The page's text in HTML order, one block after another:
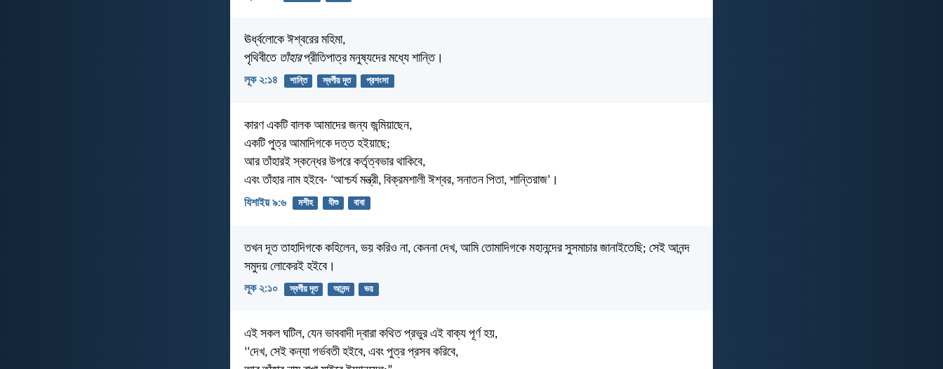
ঊর্ধ্বলোকে ঈশ্বরের মহিমা,
পৃথিবীতে তাঁহারপ্রীতিপাত্র মনুষ্যদের মধ্যে শান্তি।
লূক ২:১৪ শান্তি স্বর্গীয় দূত প্রশংসা
কারণ একটি বালক আমাদের জন্য জন্মিয়াছেন,
একটি পুত্র আমাদিগকে দত্ত হইয়াছে;
আর তাঁহারই স্কন্ধের উপরে কর্তৃত্বভার থাকিবে,
এবং তাঁহার নাম হইবে- ‘আশ্চর্য মন্ত্রী, বিক্রমশালী ঈশ্বর, সনাতন পিতা, শান্তিরাজ’।
যিশাইয় ৯:৬ মশীহ যীশু বাবা
তখন দূত তাহাদিগকে কহিলেন, ভয় করিও না, কেননা দেখ, আমি তোমাদিগকে মহানন্দের সুসমাচার জানাইতেছি; সেই আনন্দ
সমুদয় লোকেরই হইবে।
লূক ২:১০ স্বর্গীয় দূত আনন্দ ভয়
এই সকল ঘটিল, যেন ভাববাদী দ্বারা কথিত প্রভুর এই বাক্য পূর্ণ হয়,
‘‘দেখ, সেই কন্যা গর্ভবতী হইবে, এবং পুত্র প্রসব করিবে,